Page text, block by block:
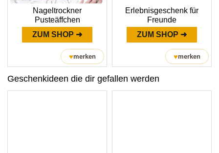
Nageltrockner
Pusteäffchen
ZUM SHOP ➜
♥merken
Erlebnisgeschenk für
Freunde
ZUM SHOP ➜
♥merken
Geschenkideen die dir gefallen werden